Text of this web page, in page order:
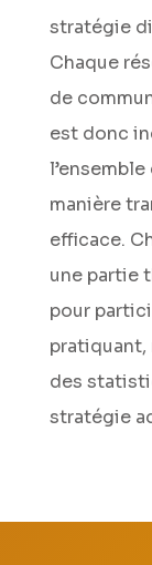
stratégie
Chaque
de
est donc
manière
efficace.
une partie
pour
pratiquant,
des
stratégie